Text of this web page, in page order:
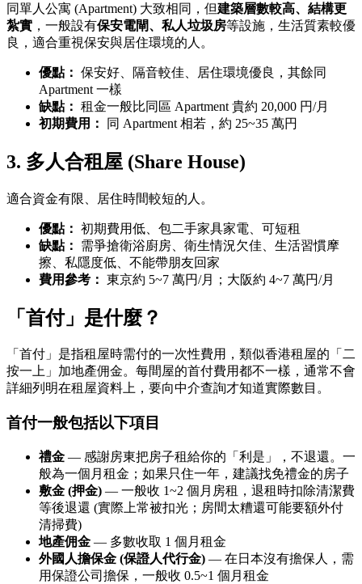
同單人公寓 (Apartment) 大致相同，但建築層數較高、結構更
紮實 ，一般設有保安電閘、私人垃圾房等設施，生活質素較優
良，適合重視保安與居住環境的人。
優點： 保安好、隔音較佳、居住環境優良，其餘同
Apartment 一樣
缺點： 租金一般比同區 Apartment 貴約 20,000 円/月
初期費用：
同 Apartment 相若，約 25~35 萬円
3. 多人合租屋 (Share House)
適合資金有限、居住時間較短的人。
優點： 初期費用低、包二手家具家電、可短租
缺點：
需爭搶衛浴廚房、衛生情況欠佳、生活習慣摩
擦、私隱度低、不能帶朋友回家
費用參考： 東京約 5~7 萬円/月；大阪約 4~7 萬円/月
「首付」是什麼？
「首付」是指租屋時需付的一次性費用，類似香港租屋的「二
按一上」加地產佣金。每間屋的首付費用都不一樣，通常不會
詳細列明在租屋資料上，要向中介查詢才知道實際數目。
首付一般包括以下項目
禮金 — 感謝房東把房子租給你的「利是」，不退還。一
般為一個月租金；如果只住一年，建議找免禮金的房子
敷金 (押金) — 一般收 1~2 個月房租，退租時扣除清潔費
等後退還 (實際上常被扣光；房間太糟還可能要額外付
清掃費)
地產佣金 — 多數收取 1 個月租金
外國人擔保金 (保證人代行金) — 在日本沒有擔保人，需
用保證公司擔保，一般收 0.5~1 個月租金